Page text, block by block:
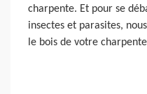
charpente. Et pour se
insectes et parasites,
le bois de votre